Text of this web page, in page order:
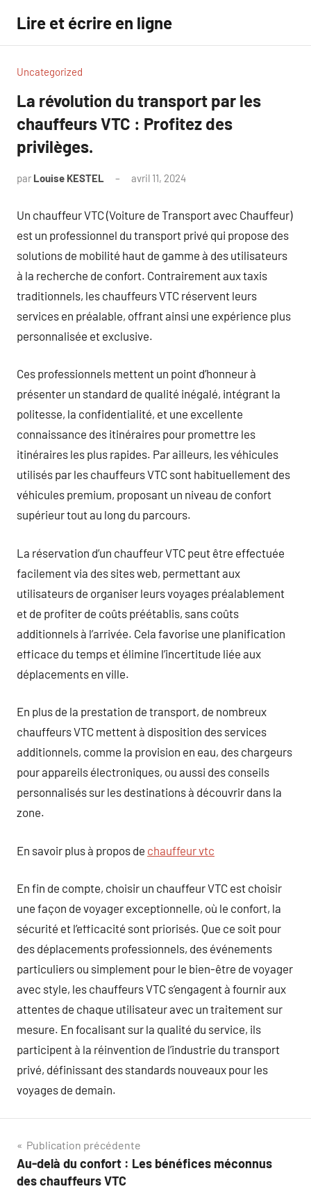
contenu
Lire et écrire en ligne
Uncategorized
La révolution du transport par les
chauffeurs VTC : Profitez des
privilèges.
par Louise KESTEL avril 11, 2024
Un chauffeur VTC (Voiture de Transport avec Chauffeur)
est un professionnel du transport privé qui propose des
solutions de mobilité haut de gamme à des utilisateurs
à la recherche de confort. Contrairement aux taxis
traditionnels, les chauffeurs VTC réservent leurs
services en préalable, offrant ainsi une expérience plus
personnalisée et exclusive.
Ces professionnels mettent un point d’honneur à
présenter un standard de qualité inégalé, intégrant la
politesse, la confidentialité, et une excellente
connaissance des itinéraires pour promettre les
itinéraires les plus rapides. Par ailleurs, les véhicules
utilisés par les chauffeurs VTC sont habituellement des
véhicules premium, proposant un niveau de confort
supérieur tout au long du parcours.
La réservation d’un chauffeur VTC peut être effectuée
facilement via des sites web, permettant aux
utilisateurs de organiser leurs voyages préalablement
et de profiter de coûts préétablis, sans coûts
additionnels à l’arrivée. Cela favorise une planification
efficace du temps et élimine l’incertitude liée aux
déplacements en ville.
En plus de la prestation de transport, de nombreux
chauffeurs VTC mettent à disposition des services
additionnels, comme la provision en eau, des chargeurs
pour appareils électroniques, ou aussi des conseils
personnalisés sur les destinations à découvrir dans la
zone.
En savoir plus à propos de chauffeur vtc
En fin de compte, choisir un chauffeur VTC est choisir
une façon de voyager exceptionnelle, où le confort, la
sécurité et l’efficacité sont priorisés. Que ce soit pour
des déplacements professionnels, des événements
particuliers ou simplement pour le bien-être de voyager
avec style, les chauffeurs VTC s’engagent à fournir aux
attentes de chaque utilisateur avec un traitement sur
mesure. En focalisant sur la qualité du service, ils
participent à la réinvention de l’industrie du transport
privé, définissant des standards nouveaux pour les
voyages de demain.
Navigation
de
Publication précédente
Au-delà du confort : Les bénéfices méconnus
des chauffeurs VTC